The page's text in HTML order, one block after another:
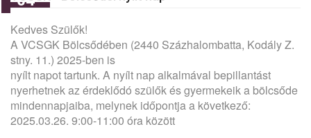
Kedves Szülők!
A VCSGK Bölcsődében (2440 Százhalombatta, Kodály Z.
stny. 11.) 2025-ben is
nyílt napot tartunk. A nyílt nap alkalmával bepillantást
nyerhetnek az érdeklődó szülők és gyermekeik a bölcsőde
mindennapjaiba, melynek időpontja a következő:
2025.03.26. 9:00-11:00 óra között